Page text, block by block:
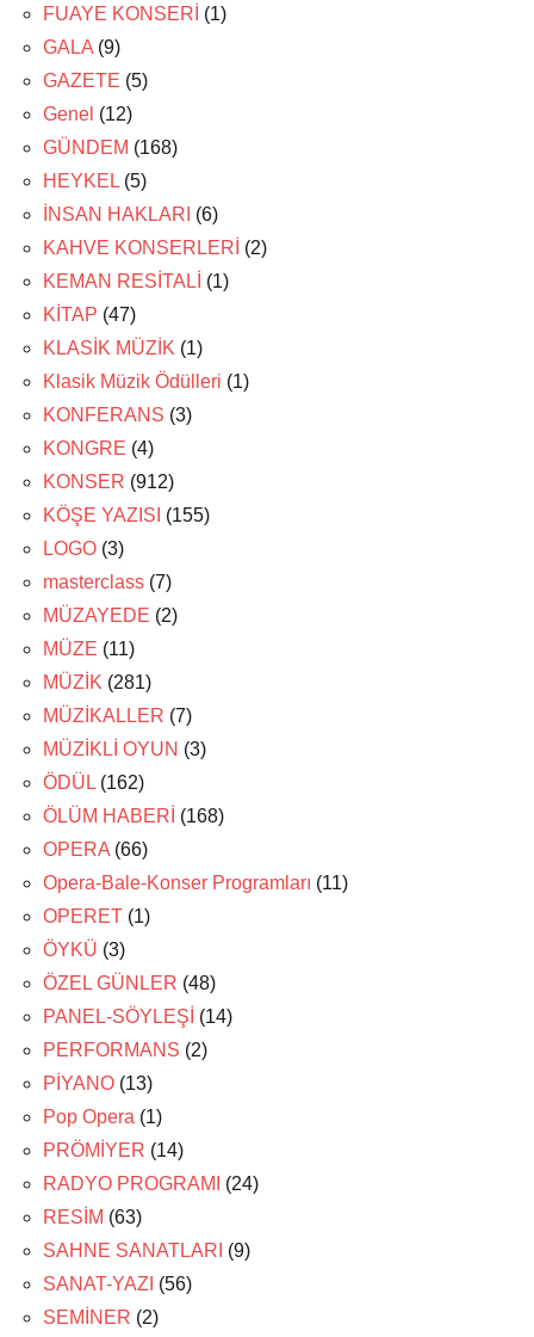
FUAYE KONSERİ (1)
GALA (9)
GAZETE (5)
Genel (12)
GÜNDEM (168)
HEYKEL (5)
İNSAN HAKLARI (6)
KAHVE KONSERLERİ (2)
KEMAN RESİTALİ (1)
KİTAP (47)
KLASİK MÜZİK (1)
Klasik Müzik Ödülleri (1)
KONFERANS (3)
KONGRE (4)
KONSER (912)
KÖŞE YAZISI (155)
LOGO (3)
masterclass (7)
MÜZAYEDE (2)
MÜZE (11)
MÜZİK (281)
MÜZİKALLER (7)
MÜZİKLİ OYUN (3)
ÖDÜL (162)
ÖLÜM HABERİ (168)
OPERA (66)
Opera-Bale-Konser Programları (11)
OPERET (1)
ÖYKÜ (3)
ÖZEL GÜNLER (48)
PANEL-SÖYLEŞİ (14)
PERFORMANS (2)
PİYANO (13)
Pop Opera (1)
PRÖMİYER (14)
RADYO PROGRAMI
(24)
RESİM (63)
SAHNE SANATLARI (9)
SANAT-YAZI (56)
SEMİNER (2)